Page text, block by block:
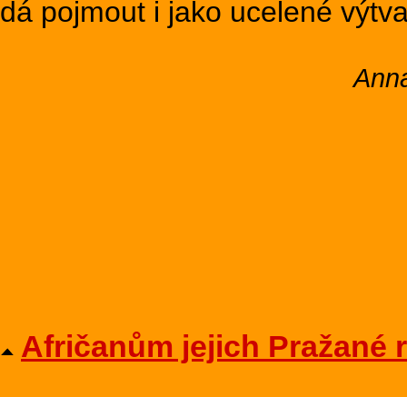
dá pojmout i jako ucelené
Afričanům jejich Pražané